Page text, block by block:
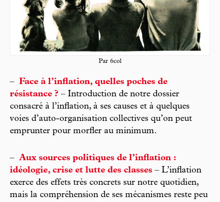
Par 6col
– Face à l’inflation, quelles poches de
résistance ? – Introduction de notre dossier
consacré à l’inflation, à ses causes et à quelques
voies d’auto-organisation collectives qu’on peut
emprunter pour morfler au minimum.
– Aux sources politiques de l’inflation :
idéologie, crise et lutte des classes – L’inflation
exerce des effets très concrets sur notre quotidien,
mais la compréhension de ses mécanismes reste peu